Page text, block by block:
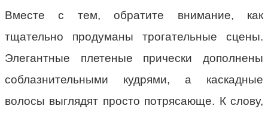
Вместе с тем, обратите внимание, как
тщательно продуманы трогательные сцены.
Элегантные плетеные прически дополнены
соблазнительными кудрями, а каскадные
волосы выглядят просто потрясающе. К слову,